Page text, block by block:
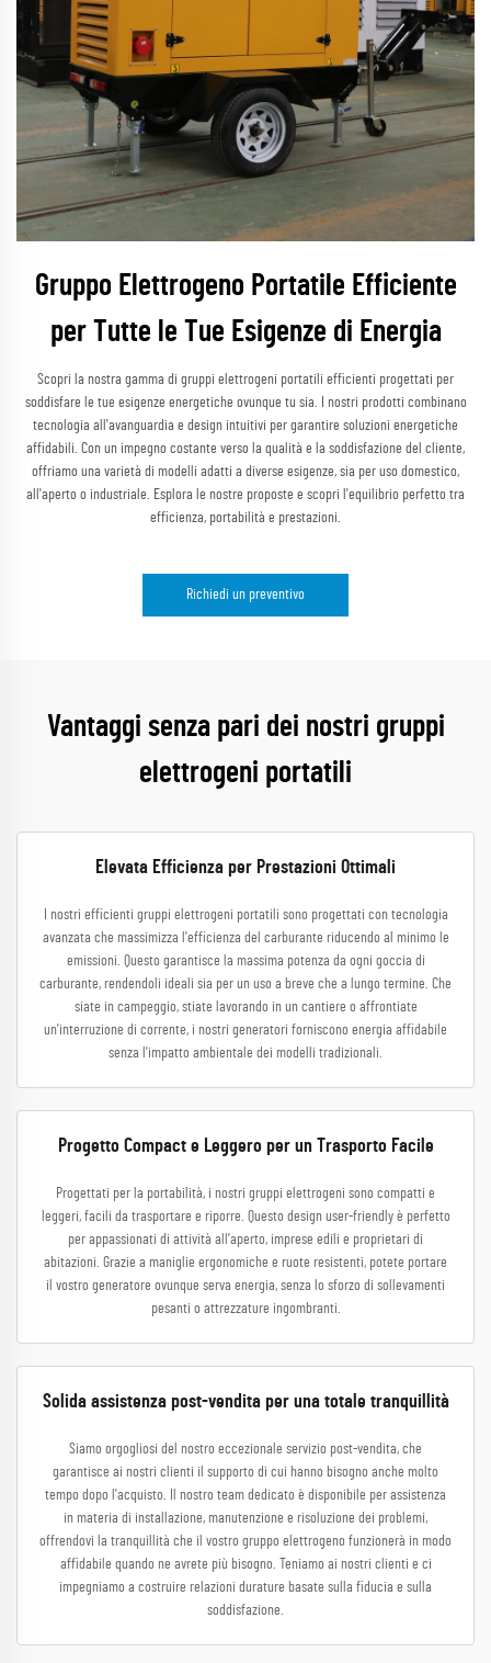
Gruppo Elettrogeno Portatile Efficiente
per Tutte le Tue Esigenze di Energia
Scopri la nostra gamma di gruppi elettrogeni portatili efficienti progettati per
soddisfare le tue esigenze energetiche ovunque tu sia. I nostri prodotti combinano
tecnologia all'avanguardia e design intuitivi per garantire soluzioni energetiche
affidabili. Con un impegno costante verso la qualità e la soddisfazione del cliente,
offriamo una varietà di modelli adatti a diverse esigenze, sia per uso domestico,
all'aperto o industriale. Esplora le nostre proposte e scopri l'equilibrio perfetto tra
efficienza, portabilità e prestazioni.
Richiedi un preventivo
Vantaggi senza pari dei nostri gruppi
elettrogeni portatili
Elevata Efficienza per Prestazioni Ottimali
I nostri efficienti gruppi elettrogeni portatili sono progettati con tecnologia
avanzata che massimizza l'efficienza del carburante riducendo al minimo le
emissioni. Questo garantisce la massima potenza da ogni goccia di
carburante, rendendoli ideali sia per un uso a breve che a lungo termine. Che
siate in campeggio, stiate lavorando in un cantiere o affrontiate
un'interruzione di corrente, i nostri generatori forniscono energia affidabile
senza l'impatto ambientale dei modelli tradizionali.
Progetto Compact e Leggero per un Trasporto Facile
Progettati per la portabilità, i nostri gruppi elettrogeni sono compatti e
leggeri, facili da trasportare e riporre. Questo design user-friendly è perfetto
per appassionati di attività all'aperto, imprese edili e proprietari di
abitazioni. Grazie a maniglie ergonomiche e ruote resistenti, potete portare
il vostro generatore ovunque serva energia, senza lo sforzo di sollevamenti
pesanti o attrezzature ingombranti.
Solida assistenza post-vendita per una totale tranquillità
Siamo orgogliosi del nostro eccezionale servizio post-vendita, che
garantisce ai nostri clienti il supporto di cui hanno bisogno anche molto
tempo dopo l'acquisto. Il nostro team dedicato è disponibile per assistenza
in materia di installazione, manutenzione e risoluzione dei problemi,
offrendovi la tranquillità che il vostro gruppo elettrogeno funzionerà in modo
affidabile quando ne avrete più bisogno. Teniamo ai nostri clienti e ci
impegniamo a costruire relazioni durature basate sulla fiducia e sulla
soddisfazione.